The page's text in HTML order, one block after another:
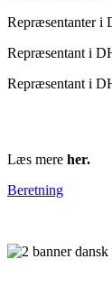
Repræsentanter i
Repræsentant i
Repræsentant i
Læs mere her.
Beretning